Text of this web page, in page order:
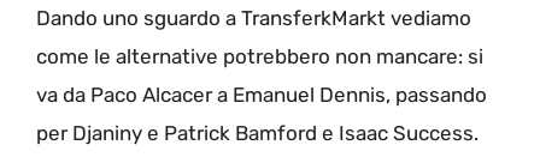
Dando uno sguardo a TransferkMarkt vediamo
come le alternative potrebbero non mancare: si
va da Paco Alcacer a Emanuel Dennis, passando
per Djaniny e Patrick Bamford e Isaac Success.